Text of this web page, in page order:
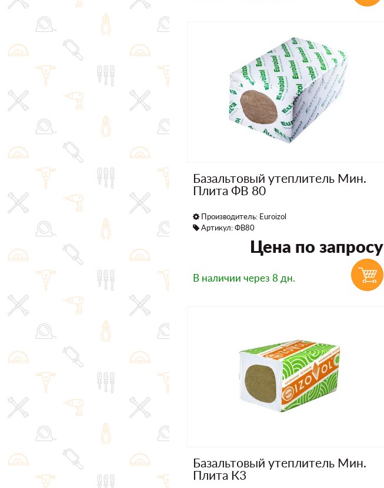
Базальтовый утеплитель Мин.
Плита ФВ 80
Производитель: Euroizol
Артикул: ФВ80
Цена по запросу
В наличии через 8 дн.
Базальтовый утеплитель Мин.
Плита К3